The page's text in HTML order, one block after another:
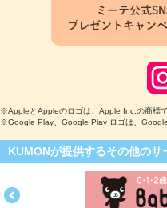
ミーテ公式
プレゼントキャン
※AppleとAppleのロゴは、Apple Inc.の商標で
※Google Play、Google Play ロゴは、Google
KUMONが提供するその他のサ